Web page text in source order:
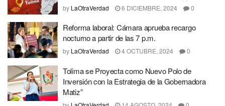
by LaOtraVerdad 6 DICIEMBRE, 2024 0
Reforma laboral: Cámara aprueba recargo
nocturno a partir de las 7 p.m.
by LaOtraVerdad 4 OCTUBRE, 2024 0
Tolima se Proyecta como Nuevo Polo de
Inversión con la Estrategia de la Gobernadora
Matiz”